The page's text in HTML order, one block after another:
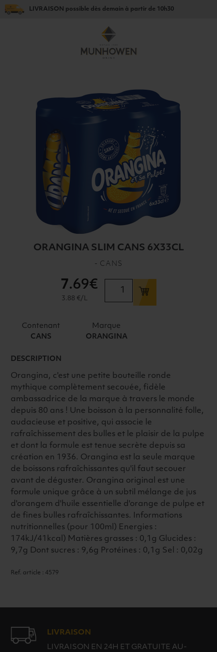
LIVRAISON possible dès demain à partir de 10h30
ORANGINA SLIM CANS 6X33CL
- CANS
ORANGINA
CANS
7.69€
3.88 €/L
Contenant
CANS
Marque
ORANGINA
DESCRIPTION
Orangina, c'est une petite bouteille ronde
mythique complètement secouée, fidèle
ambassadrice de la marque à travers le monde
depuis 80 ans ! Une boisson à la personnalité folle,
audacieuse et positive, qui associe le
rafraîchissement des bulles et le plaisir de la pulpe
et dont la formule est tenue secrète depuis sa
création en 1936. Orangina est la seule marque
de boissons rafraîchissantes qu'il faut secouer
avant de déguster. Orangina original est une
formule unique grâce à un subtil mélange de jus
d'orangem d'huile essentielle d'orange de pulpe et
de fines bulles rafraîchissantes. Informations
nutritionnelles (pour 100ml) Energies :
174kJ/41kcal) Matières grasses : 0,1g Glucides :
9,7g Dont sucres : 9,6g Protéines : 0,1g Sel : 0,02g
Ref. article : 4579
LIVRAISON
LIVRAISON EN 24H ET GRATUITE AU-